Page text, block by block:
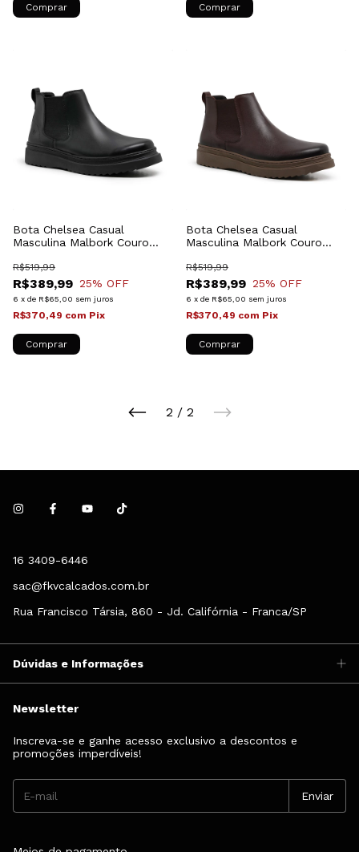
Comprar Comprar
Bota Chelsea Casual
Masculina Malbork Couro
R$389,99
R$519,99
25% OFF
6 x de R$65,00 sem juros
R$370,49 com Pix
Comprar
Bota Chelsea Casual
Masculina Malbork Couro
R$389,99
R$519,99
25% OFF
6 x de R$65,00 sem juros
R$370,49 com Pix
Comprar
2 / 2
16 3409-6446
sac@fkvcalcados.com.br
Rua Francisco Társia, 860 - Jd. Califórnia - Franca/SP
Dúvidas e Informações
Newsletter
Inscreva-se e ganhe acesso exclusivo a descontos e
promoções imperdíveis!